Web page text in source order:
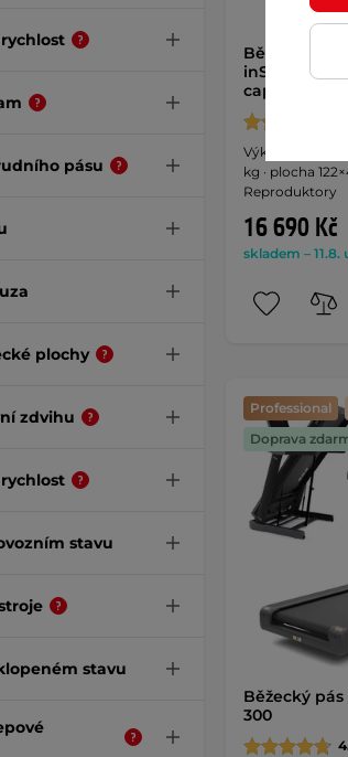
pásu
plochy
zdvihu
stavu
stavu
Běžecký a
inSPORTline
capital
Výkon 1.75 HP ·
kg · plocha
Reproduktory
16 690 Kč
skladem – 11.8.
Professional
Doprava
Běžecký
300